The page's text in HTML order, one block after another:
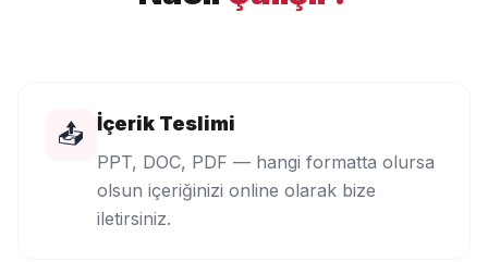
📤 İçerik Teslimi
PPT, DOC, PDF — hangi formatta olursa
olsun içeriğinizi online olarak bize
iletirsiniz.